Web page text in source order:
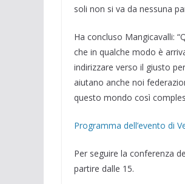
soli non si va da nessuna
Ha concluso Mangicavalli:
che in qualche modo è
indirizzare verso il giusto
aiutano anche noi
questo mondo così
Programma dell’evento di
Per seguire la conferenza
partire dalle 15.